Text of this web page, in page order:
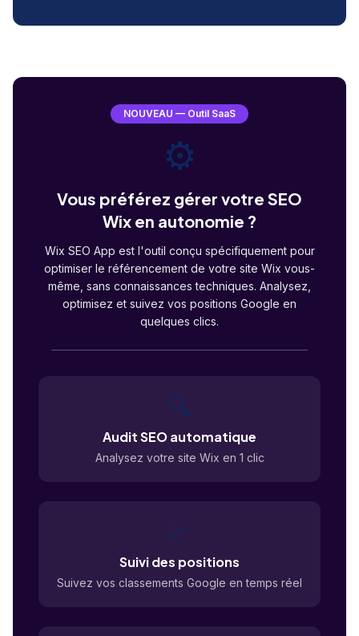
NOUVEAU — Outil SaaS
⚙️
Vous préférez gérer votre SEO
Wix en autonomie ?
Wix SEO App est l'outil conçu spécifiquement pour
optimiser le référencement de votre site Wix vous-
même, sans connaissances techniques. Analysez,
optimisez et suivez vos positions Google en
quelques clics.
🔍
Audit SEO automatique
Analysez votre site Wix en 1 clic
📈
Suivi des positions
Suivez vos classements Google en temps réel